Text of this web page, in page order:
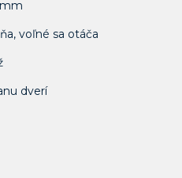
voľné sa otáča
dverí